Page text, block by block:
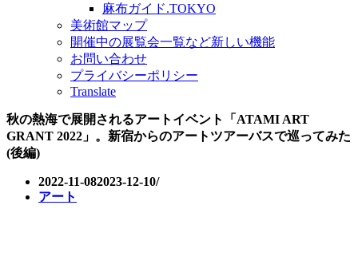
麻布ガイド.TOKYO
美術館マップ
開催中の展覧会一覧など新しい機能
お問い合わせ
プライバシーポリシー
Translate
秋の熱海で展開されるアートイベント「ATAMI ART
GRANT 2022」。新宿からのアートツアーバスで巡ってみた
(後編)
2022-11-082023-12-10
アート